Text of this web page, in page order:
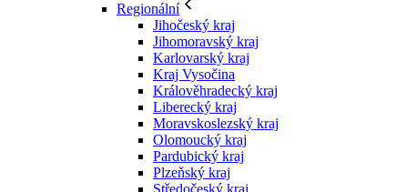
Regionální
Jihočeský kraj
Jihomoravský kraj
Karlovarský kraj
Kraj Vysočina
Králověhradecký kraj
Liberecký kraj
Moravskoslezský kraj
Olomoucký kraj
Pardubický kraj
Plzeňský kraj
Středočeský kraj